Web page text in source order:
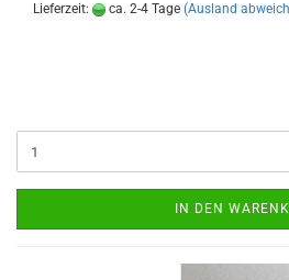
Lieferzeit: ca. 2-4 Tage (Ausland
IN DEN